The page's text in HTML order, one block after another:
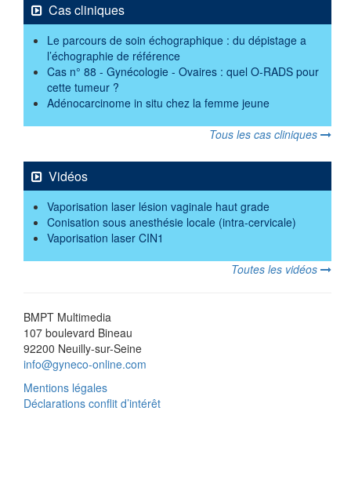
Cas cliniques
Le parcours de soin échographique : du dépistage a
l’échographie de référence
Cas n° 88 - Gynécologie - Ovaires : quel O-RADS pour
cette tumeur ?
Adénocarcinome in situ chez la femme jeune
Tous les cas cliniques
Vidéos
Vaporisation laser lésion vaginale haut grade
Conisation sous anesthésie locale (intra-cervicale)
Vaporisation laser CIN1
Toutes les vidéos
BMPT Multimedia
107 boulevard Bineau
92200 Neuilly-sur-Seine
info@gyneco-online.com
Mentions légales
Déclarations conflit d’intérêt